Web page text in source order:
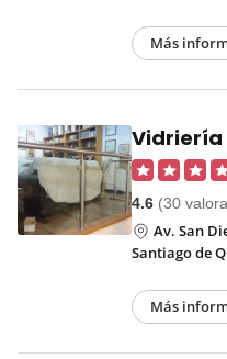
Más
Vidriería
4.6 (30
Av. San
Santiago de
Más